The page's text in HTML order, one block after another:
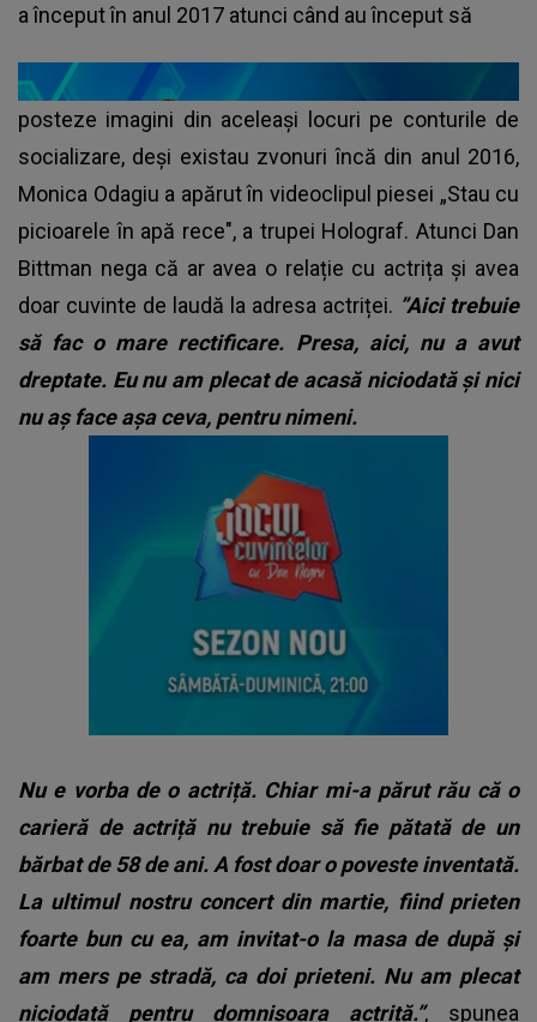
a început în anul 2017 atunci când au început să
posteze imagini din aceleași locuri pe conturile de
socializare, deși existau zvonuri încă din anul 2016,
Monica Odagiu a apărut în videoclipul piesei „Stau cu
picioarele în apă rece", a trupei Holograf. Atunci Dan
Bittman nega că ar avea o relație cu actrița și avea
doar cuvinte de laudă la adresa actriței. ”Aici trebuie
să fac o mare rectificare. Presa, aici, nu a avut
dreptate. Eu nu am plecat de acasă niciodată și nici
nu aș face așa ceva, pentru nimeni.
Nu e vorba de o actriță. Chiar mi-a părut rău că o
carieră de actriță nu trebuie să fie pătată de un
bărbat de 58 de ani. A fost doar o poveste inventată.
La ultimul nostru concert din martie, fiind prieten
foarte bun cu ea, am invitat-o la masa de după și
am mers pe stradă, ca doi prieteni. Nu am plecat
niciodată pentru domnișoara actriță.”, spunea